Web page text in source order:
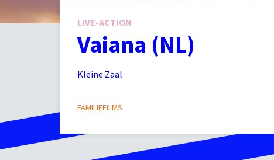
Vaiana (NL)
LIVE-ACTION
Kleine Zaal
FAMILIEFILMS